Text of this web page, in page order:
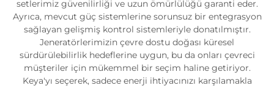
setlerimiz güvenilirliği ve uzun ömürlülüğü garanti eder.
Ayrıca, mevcut güç sistemlerine sorunsuz bir entegrasyon
sağlayan gelişmiş kontrol sistemleriyle donatılmıştır.
Jeneratörlerimizin çevre dostu doğası küresel
sürdürülebilirlik hedeflerine uygun, bu da onları çevreci
müşteriler için mükemmel bir seçim haline getiriyor.
Keya'yı seçerek, sadece enerji ihtiyacınızı karşılamakla